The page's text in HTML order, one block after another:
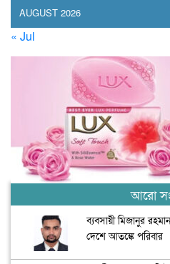
AUGUST 2026
« Jul
আরো
ব্যবসায়ী মিজানুর
দেশে আতঙ্কে পরিবার